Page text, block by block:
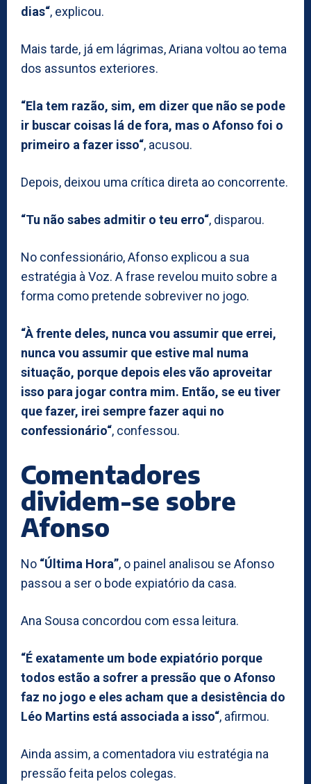
dias“, explicou.
Mais tarde, já em lágrimas, Ariana voltou ao tema
dos assuntos exteriores.
“Ela tem razão, sim, em dizer que não se pode
ir buscar coisas lá de fora, mas o Afonso foi o
primeiro a fazer isso“, acusou.
Depois, deixou uma crítica direta ao concorrente.
“Tu não sabes admitir o teu erro“, disparou.
No confessionário, Afonso explicou a sua
estratégia à Voz. A frase revelou muito sobre a
forma como pretende sobreviver no jogo.
“À frente deles, nunca vou assumir que errei,
nunca vou assumir que estive mal numa
situação, porque depois eles vão aproveitar
isso para jogar contra mim. Então, se eu tiver
que fazer, irei sempre fazer aqui no
confessionário“, confessou.
Comentadores
dividem-se sobre
Afonso
No “Última Hora”, o painel analisou se Afonso
passou a ser o bode expiatório da casa.
Ana Sousa concordou com essa leitura.
“É exatamente um bode expiatório porque
todos estão a sofrer a pressão que o Afonso
faz no jogo e eles acham que a desistência do
Léo Martins está associada a isso“, afirmou.
Ainda assim, a comentadora viu estratégia na
pressão feita pelos colegas.